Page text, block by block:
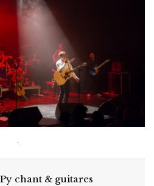
chant & guitares